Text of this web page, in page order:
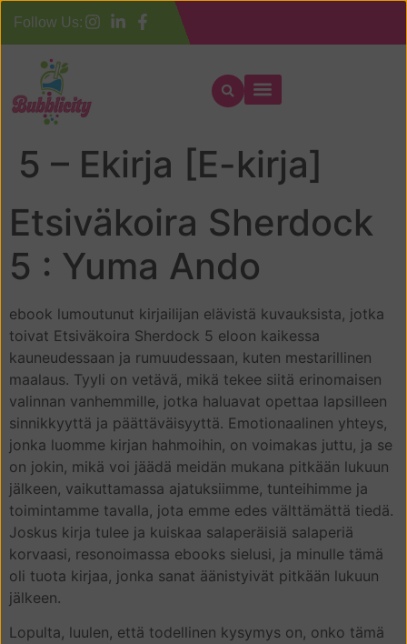
Follow Us:
Etsiväkoira Sherdock
5 – Ekirja [E-kirja]
Etsiväkoira Sherdock
5 : Yuma Ando
ebook lumoutunut kirjailijan elävistä kuvauksista, jotka
toivat Etsiväkoira Sherdock 5 eloon kaikessa
kauneudessaan ja rumuudessaan, kuten mestarillinen
maalaus. Tyyli on vetävä, mikä tekee siitä erinomaisen
valinnan vanhemmille, jotka haluavat opettaa lapsilleen
sinnikkyyttä ja päättäväisyyttä. Emotionaalinen yhteys,
jonka luomme kirjan hahmoihin, on voimakas juttu, ja se
on jokin, mikä voi jäädä meidän mukana pitkään lukuun
jälkeen, vaikuttamassa ajatuksiimme, tunteihimme ja
toimintamme tavalla, jota emme edes välttämättä tiedä.
Joskus kirja tulee ja kuiskaa salaperäisiä salaperiä
korvaasi, resonoimassa ebooks sielusi, ja minulle tämä
oli tuota kirjaa, jonka sanat äänistyivät pitkään lukuun
jälkeen.
Lopulta, luulen, että todellinen kysymys on, onko tämä